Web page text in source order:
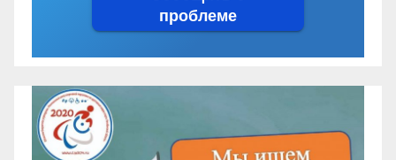
проблеме